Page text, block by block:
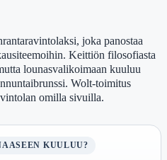
joka panostaa
Keittiön filosofiasta
lounasvalikoimaan kuuluu
Wolt-toimitus
omilla sivuilla.
KUULUU?